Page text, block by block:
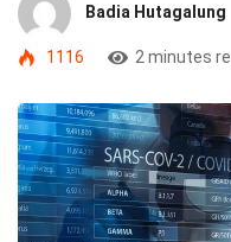
Badia Hutagalung
1116 2 minutes